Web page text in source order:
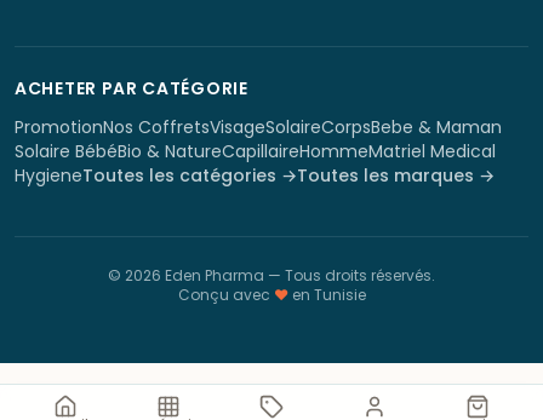
ACHETER PAR CATÉGORIE
PromotionNos CoffretsVisageSolaireCorpsBebe & Maman
Solaire BébéBio & NatureCapillaireHommeMatriel Medical
HygieneToutes les catégories →Toutes les marques →
© 2026 Eden Pharma — Tous droits réservés.
Conçu avec ♥en Tunisie